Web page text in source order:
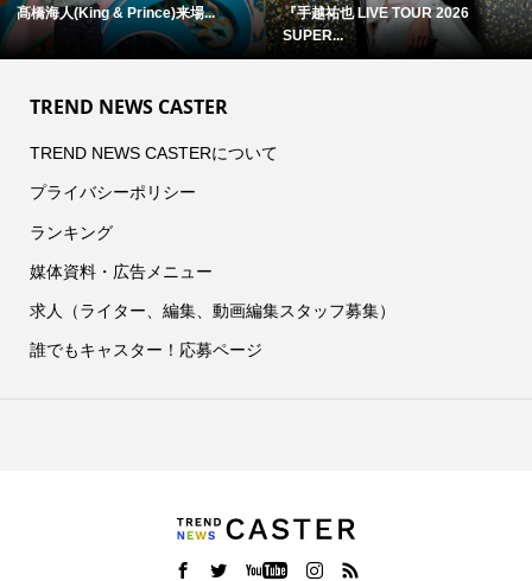
浜田省吾 『ON THE ROAD 1988』
アン・ハサウェイ×ユアン・マクレ...
TREND NEWS CASTER
TREND NEWS CASTERについて
プライバシーポリシー
ランキング
媒体資料・広告メニュー
求人（ライター、編集、動画編集スタッフ募集）
誰でもキャスター！応募ページ